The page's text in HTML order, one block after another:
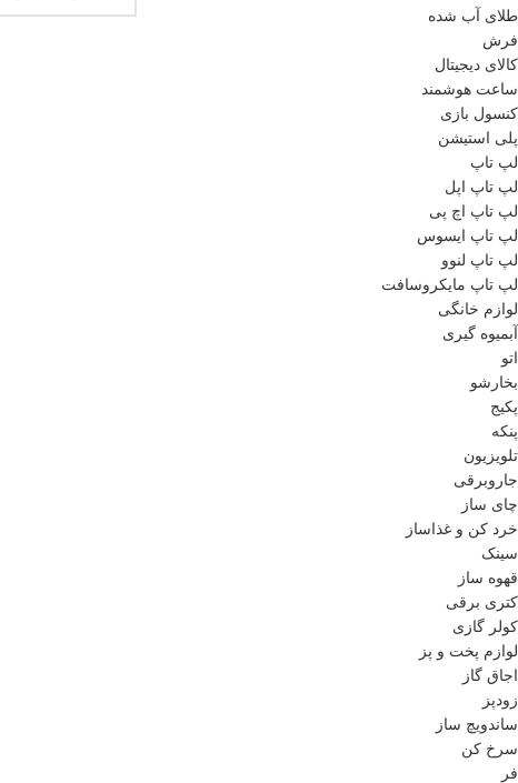
طلای آب شده
فرش
کالای دیجیتال
ساعت هوشمند
کنسول بازی
پلی استیشن
لپ تاپ
لپ تاپ اپل
لپ تاپ اچ پی
لپ تاپ ایسوس
لپ تاپ لنوو
لپ تاپ مایکروسافت
لوازم خانگی
آبمیوه گیری
اتو
بخارشو
پکیج
پنکه
تلویزیون
جاروبرقی
چای ساز
خرد کن و غذاساز
سینک
قهوه ساز
کتری برقی
کولر گازی
لوازم پخت و پز
اجاق گاز
زودپز
ساندویچ ساز
سرخ کن
فر